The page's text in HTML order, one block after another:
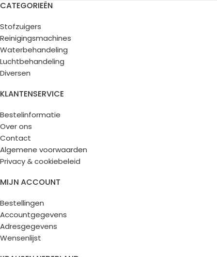
CATEGORIEËN
Stofzuigers
Reinigingsmachines
Waterbehandeling
Luchtbehandeling
Diversen
KLANTENSERVICE
Bestelinformatie
Over ons
Contact
Algemene voorwaarden
Privacy & cookiebeleid
MIJN ACCOUNT
Bestellingen
Accountgegevens
Adresgegevens
Wensenlijst